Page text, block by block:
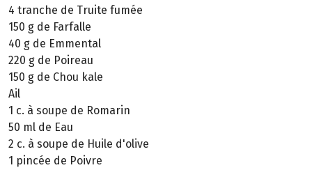
4 tranche de Truite fumée
150 g de Farfalle
40 g de Emmental
220 g de Poireau
150 g de Chou kale
Ail
1 c. à soupe de Romarin
50 ml de Eau
2 c. à soupe de Huile d'olive
1 pincée de Poivre